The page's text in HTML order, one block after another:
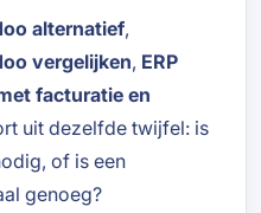
alternatief,
vergelijken, ERP
facturatie en
uit dezelfde twijfel: is
of is een
genoeg?